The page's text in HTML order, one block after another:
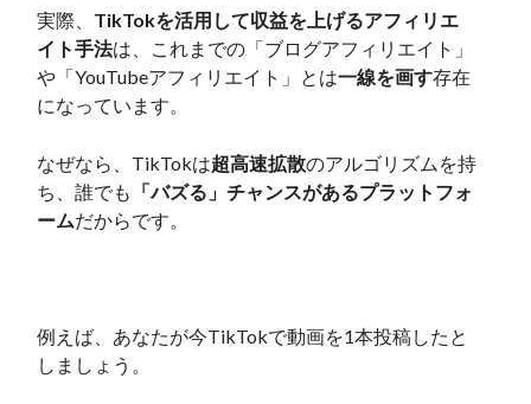
実際、 TikTokを活用して収益を上げるアフィリエ
イト手法は、これまでの「ブログアフィリエイト」
や「YouTubeアフィリエイト」とは一線を画す存在
になっています。
なぜなら、TikTokは超高速拡散のアルゴリズムを持
ち、誰でも 「バズる」チャンスがあるプラットフォ
ームだからです。
例えば、あなたが今TikTokで動画を1本投稿したと
しましょう。